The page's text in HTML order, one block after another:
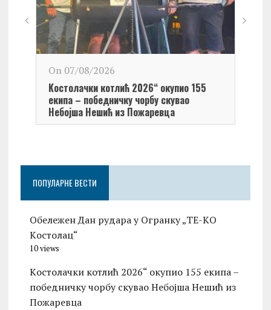
On 07/08/2026
Kостолачки котлић 2026“ окупио 155
екипа – победничку чорбу скувао
Небојша Нешић из Пожаревца
ПОПУЛАРНЕ ВЕСТИ
Обележен Дан рудара у Огранку „ТЕ-KО
Kостолац“
10 views
Kостолачки котлић 2026“ окупио 155 екипа –
победничку чорбу скувао Небојша Нешић из
Пожаревца